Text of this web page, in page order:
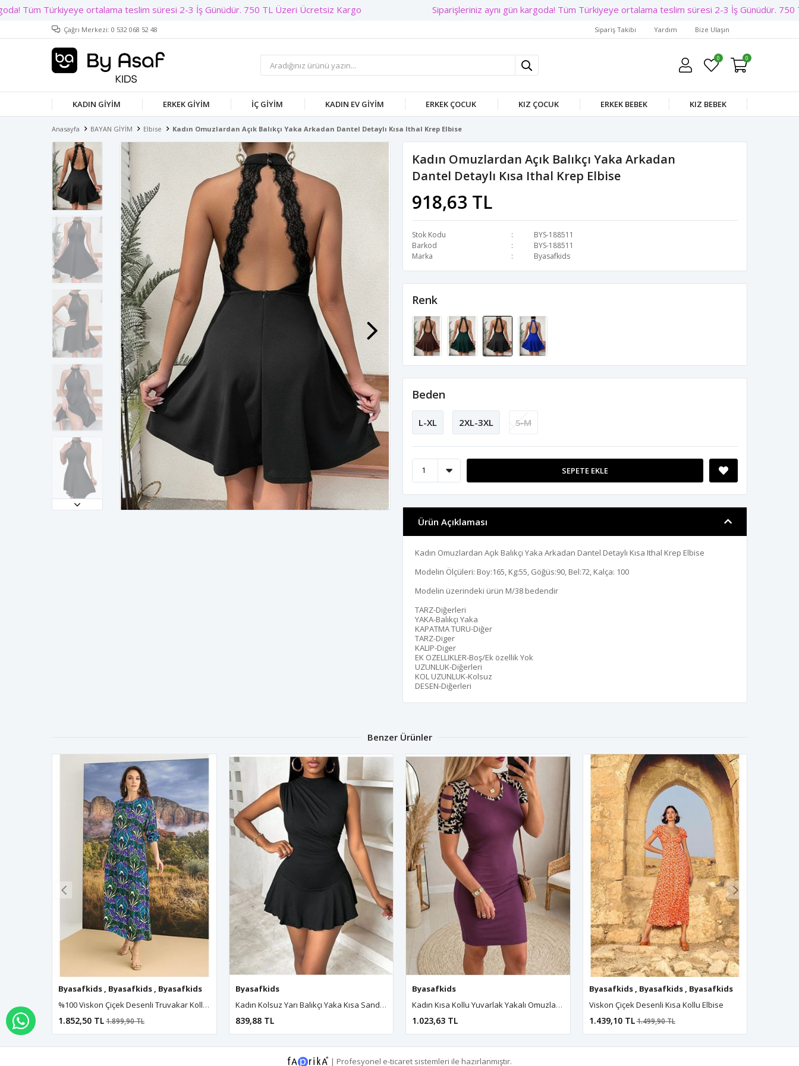
Siparişleriniz aynı gün kargoda! Tüm Türkiyeye ortalama teslim süresi 2-3 İş Günüdür. 750 TL
Çağrı Merkezi: 0 532 068 52 48 Sipariş Takibi Yardım Bize Ulaşın
0 0
KADIN GIYIM ERKEK GIYIM İÇ GIYIM KADIN EV GIYIM ERKEK ÇOCUK KIZ ÇOCUK ERKEK BEBEK KIZ BEBEK
Anasayfa BAYAN GİYİM Elbise Kadın Omuzlardan Açık Balıkçı Yaka Arkadan Dantel Detaylı Kısa Ithal Krep Elbise
Kadın Omuzlardan Açık Balıkçı Yaka Arkadan
Dantel Detaylı Kısa Ithal Krep Elbise
918,63 TL
Stok Kodu
BYS-188511
Barkod
BYS-188511
Marka
Byasafkids
Renk
Beden
L-XL 2XL-3XL S-M
SEPETE EKLE
Ürün Açıklaması
Kadın Omuzlardan Açık Balıkçı Yaka Arkadan Dantel Detaylı Kısa Ithal Krep Elbise
Modelin Ölçüleri: Boy:165, Kg:55, Göğüs:90, Bel:72, Kalça: 100
Modelin üzerindeki ürün M/38 bedendir
TARZ-Diğerleri
YAKA-Balıkçı Yaka
KAPATMA TURU-Diğer
TARZ-Diger
KALIP-Diger
EK OZELLIKLER-Boş/Ek özellik Yok
UZUNLUK-Diğerleri
KOL UZUNLUK-Kolsuz
DESEN-Diğerleri
Benzer Ürünler
Byasafkids , Byasafkids , Byasafkids Byasafkids , Byasafkids Byasafkids , Byasafkids , Byasafkids , Byasafkids , Byasafkids
%100 Viskon Çiçek Desenli Truvakar Kollu Saten Elbise
1.852,50 TL1.899,90 TL
Byasafkids
Kadın Kolsuz Yarı Balıkçı Yaka Kısa Sandy Elbise
839,88 TL
Byasafkids
Kadın Kısa Kollu Yuvarlak Yakalı Omuzlardan Şerit Detaylı Kısa Modal Elbise
1.023,63 TL
Byasafkids , Byasafkids , Byasafkids
Viskon Çiçek Desenli Kısa Kollu Elbise
1.439,10 TL1.499,90 TL
| Profesyonel e-ticaret sistemleri ile hazırlanmıştır.
WHATSAPP İLE SİPARİŞ VER